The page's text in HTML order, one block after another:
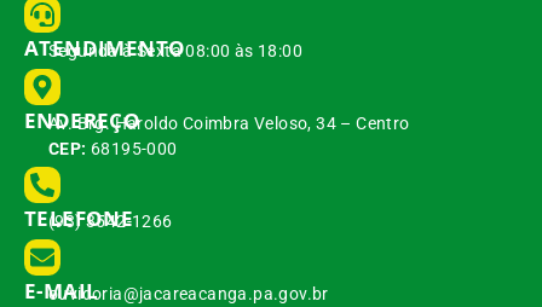
ATENDIMENTO
Segunda à Sexta 08:00 às 18:00
ENDEREÇO
Av. Brg. Haroldo Coimbra Veloso, 34 – Centro
CEP: 68195-000
TELEFONE
(93) 3542-1266
E-MAIL
ouvidoria@jacareacanga.pa.gov.br